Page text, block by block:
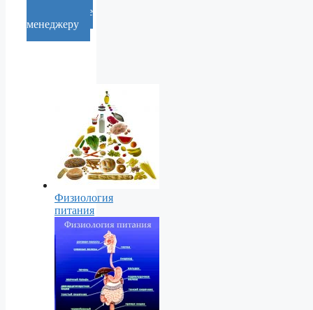
Cообщение
менеджеру
Физиология
питания